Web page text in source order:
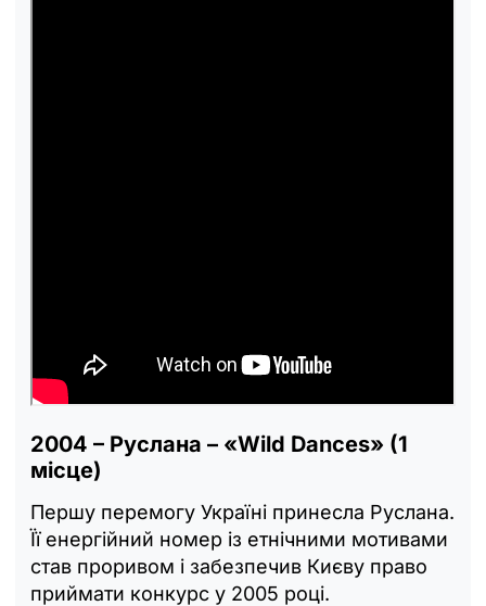
2004 – Руслана – «Wild Dances» (1
місце)
Першу перемогу Україні принесла Руслана.
Її енергійний номер із етнічними мотивами
став проривом і забезпечив Києву право
приймати конкурс у 2005 році.